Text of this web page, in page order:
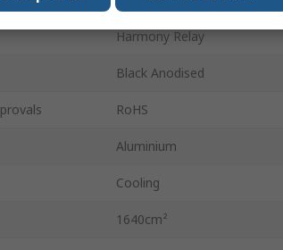
Harmony Relay
Black Anodised
RoHS
Aluminium
Cooling
1640cm²